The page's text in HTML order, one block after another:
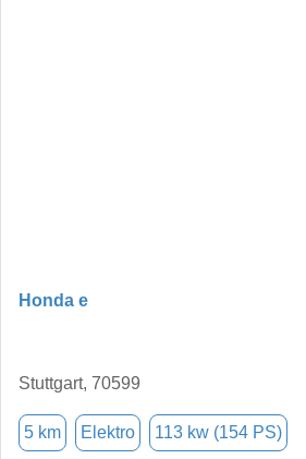
Honda e
Stuttgart, 70599
5 km Elektro 113 kw (154 PS)